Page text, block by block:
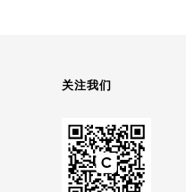
关注我们